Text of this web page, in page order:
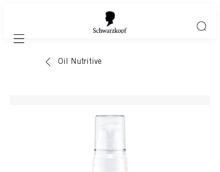
Mobile navigation
Oil Nutritive